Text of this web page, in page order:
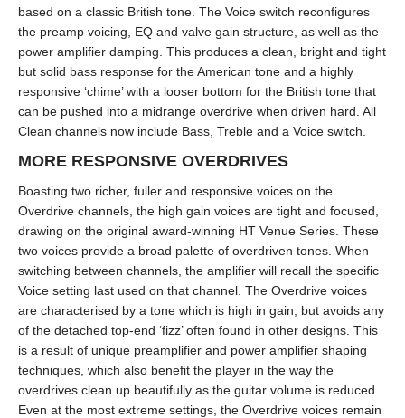
based on a classic British tone. The Voice switch reconfigures
the preamp voicing, EQ and valve gain structure, as well as the
power amplifier damping. This produces a clean, bright and tight
but solid bass response for the American tone and a highly
responsive ‘chime’ with a looser bottom for the British tone that
can be pushed into a midrange overdrive when driven hard. All
Clean channels now include Bass, Treble and a Voice switch.
MORE RESPONSIVE OVERDRIVES
Boasting two richer, fuller and responsive voices on the
Overdrive channels, the high gain voices are tight and focused,
drawing on the original award-winning HT Venue Series. These
two voices provide a broad palette of overdriven tones. When
switching between channels, the amplifier will recall the specific
Voice setting last used on that channel. The Overdrive voices
are characterised by a tone which is high in gain, but avoids any
of the detached top-end ‘fizz’ often found in other designs. This
is a result of unique preamplifier and power amplifier shaping
techniques, which also benefit the player in the way the
overdrives clean up beautifully as the guitar volume is reduced.
Even at the most extreme settings, the Overdrive voices remain